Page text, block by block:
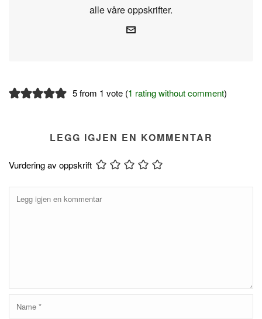
alle våre oppskrifter.
5 from 1 vote (1 rating without comment)
LEGG IGJEN EN KOMMENTAR
Vurdering av oppskrift